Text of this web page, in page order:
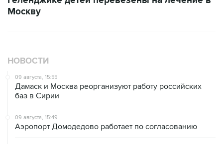
Москву
НОВОСТИ
09 августа, 15:55
Дамаск и Москва реорганизуют работу российских
баз в Сирии
09 августа, 15:49
Аэропорт Домодедово работает по согласованию